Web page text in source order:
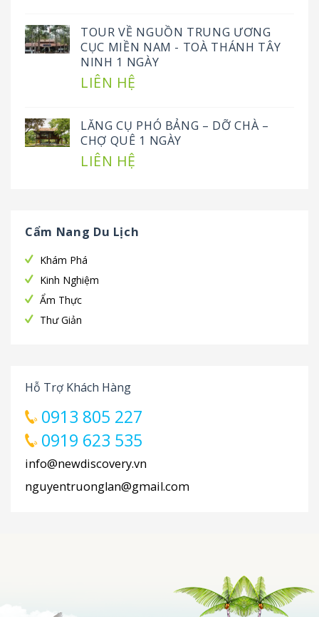
TOUR VỀ NGUỒN TRUNG ƯƠNG
CỤC MIỀN NAM - TOÀ THÁNH TÂY
NINH 1 NGÀY
LIÊN HỆ
LĂNG CỤ PHÓ BẢNG – DỠ CHÀ –
CHỢ QUÊ 1 NGÀY
LIÊN HỆ
Cẩm Nang Du Lịch
Khám Phá
Kinh Nghiệm
Ẩm Thực
Thư Giản
Hỗ Trợ Khách Hàng
0913 805 227
0919 623 535
info@newdiscovery.vn
nguyentruonglan@gmail.com